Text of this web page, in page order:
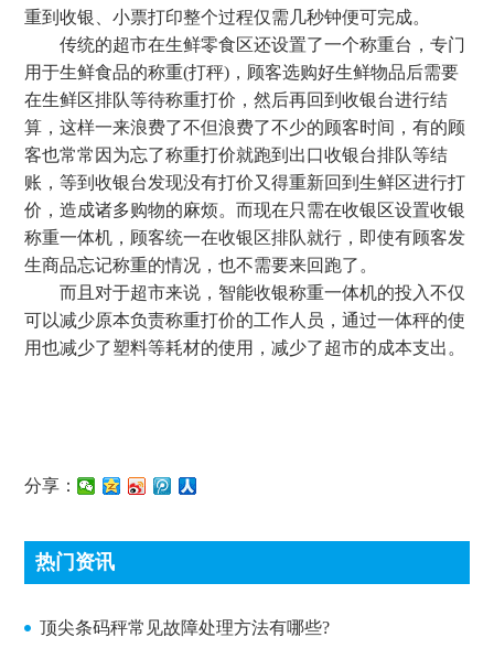
重到收银、小票打印整个过程仅需几秒钟便可完成。
传统的超市在生鲜零食区还设置了一个称重台，专门
用于生鲜食品的称重(打秤)，顾客选购好生鲜物品后需要
在生鲜区排队等待称重打价，然后再回到收银台进行结
算，这样一来浪费了不但浪费了不少的顾客时间，有的顾
客也常常因为忘了称重打价就跑到出口收银台排队等结
账，等到收银台发现没有打价又得重新回到生鲜区进行打
价，造成诸多购物的麻烦。而现在只需在收银区设置收银
称重一体机，顾客统一在收银区排队就行，即使有顾客发
生商品忘记称重的情况，也不需要来回跑了。
而且对于超市来说，智能收银称重一体机的投入不仅
可以减少原本负责称重打价的工作人员，通过一体秤的使
用也减少了塑料等耗材的使用，减少了超市的成本支出。
分享：
热门资讯
顶尖条码秤常见故障处理方法有哪些?
顶尖条码秤常见故障处理方法有哪些?